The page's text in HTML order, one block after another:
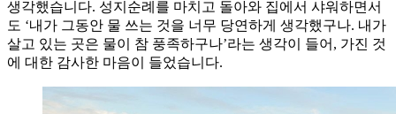
생각했습니다. 성지순례를 마치고 돌아와 집에서 샤워하면서
도 ‘내가 그동안 물 쓰는 것을 너무 당연하게 생각했구나. 내가
살고 있는 곳은 물이 참 풍족하구나’라는 생각이 들어, 가진 것
에 대한 감사한 마음이 들었습니다.